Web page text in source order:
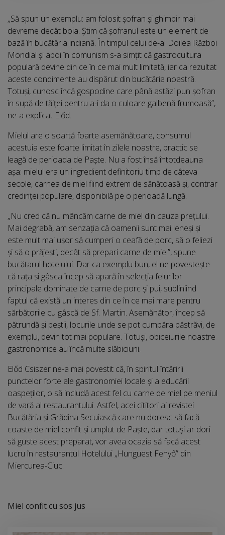
„Să spun un exemplu: am folosit șofran și ghimbir mai
devreme decât boia. Ştim că șofranul este un element de
bază în bucătăria indiană. În timpul celui de-al Doilea Război
Mondial și apoi în comunism s-a simțit că gastrocultura
populară devine din ce în ce mai mult limitată, iar ca rezultat
aceste condimente au dispărut din bucătăria noastră.
Totuși, cunosc încă gospodine care până astăzi pun șofran
în supă de tăiței pentru a-i da o culoare galbenă frumoasă”,
ne-a explicat Előd.
Mielul are o soartă foarte asemănătoare, consumul
acestuia este foarte limitat în zilele noastre, practic se
leagă de perioada de Paște. Nu a fost însă întotdeauna
așa: mielul era un ingredient definitoriu timp de câteva
secole, carnea de miel fiind extrem de sănătoasă şi, contrar
credinței populare, disponibilă pe o perioadă lungă.
„Nu cred că nu mâncăm carne de miel din cauza prețului.
Mai degrabă, am senzația că oamenii sunt mai leneși şi
este mult mai ușor să cumperi o ceafă de porc, să o feliezi
și să o prăjești, decât să prepari carne de miel”, spune
bucătarul hotelului. Dar ca exemplu bun, el ne povestește
că rața și gâsca încep să apară în selecția felurilor
principale dominate de carne de porc și pui, subliniind
faptul că există un interes din ce în ce mai mare pentru
sărbătorile cu gâscă de Sf. Martin. Asemănător, încep să
pătrundă și peștii, locurile unde se pot cumpăra păstrăvi, de
exemplu, devin tot mai populare. Totuși, obiceiurile noastre
gastronomice au încă multe slăbiciuni.
Előd Csiszer ne-a mai povestit că, în spiritul întăririi
punctelor forte ale gastronomiei locale și a educării
oaspeților, o să includă acest fel cu carne de miel pe meniul
de vară al restaurantului. Astfel, acei cititori ai revistei
Bucătăria și Grădina Secuiască care nu doresc să facă
coaste de miel confit și umplut de Paște, dar totuși ar dori
să guste acest preparat, vor avea ocazia să facă acest
lucru în restaurantul Hotelului „Hunguest Fenyő” din
Miercurea-Ciuc.
Miel confit cu sos jus